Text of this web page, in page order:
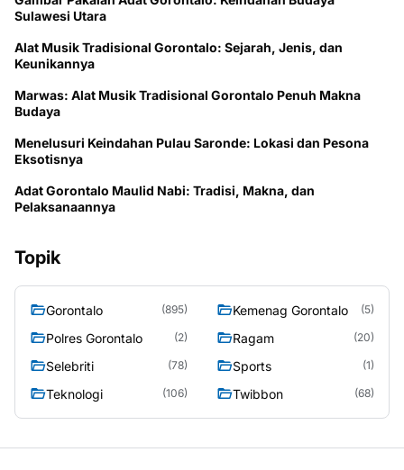
Sulawesi Utara
Alat Musik Tradisional Gorontalo: Sejarah, Jenis, dan
Keunikannya
Marwas: Alat Musik Tradisional Gorontalo Penuh Makna
Budaya
Menelusuri Keindahan Pulau Saronde: Lokasi dan Pesona
Eksotisnya
Adat Gorontalo Maulid Nabi: Tradisi, Makna, dan
Pelaksanaannya
Topik
Gorontalo (895) Kemenag Gorontalo (5)
Polres Gorontalo (2) Ragam (20)
Selebriti (78) Sports (1)
Teknologi (106) Twibbon (68)